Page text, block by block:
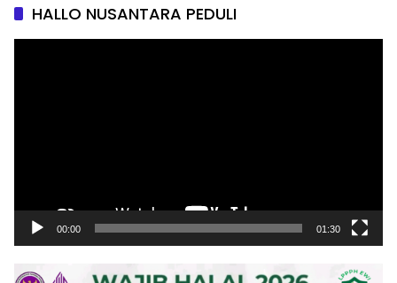
HALLO NUSANTARA PEDULI
00:00 01:30